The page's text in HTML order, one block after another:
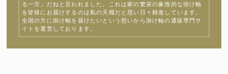
る一方」だねと言われました。これは家の繁栄の象徴的な掛け軸
を皆様にお届けするのは私の天職だと思い日々精進しています。
全国の方に掛け軸を届けたいという想いから掛け軸の通販専門サ
イトを運営しております。